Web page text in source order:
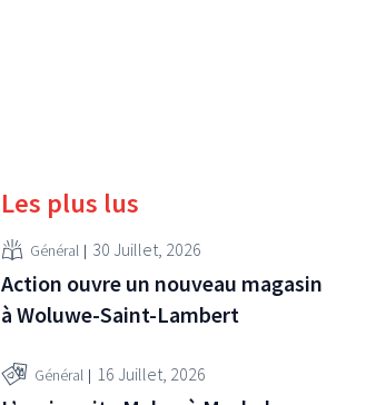
Les plus lus
Général 30 Juillet, 2026
Action ouvre un nouveau magasin
à Woluwe-Saint-Lambert
Général 16 Juillet, 2026